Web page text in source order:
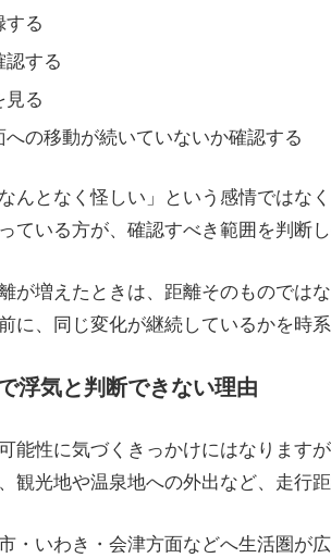
する
認する
見る
への移動が続いていないか確認する
んとなく怪しい」という感情ではな
ている方が、確認すべき範囲を判断し
が増えたときは、距離そのものでは
に、同じ変化が継続しているかを時
浮気と判断できない理由
能性に気づくきっかけにはなります
観光地や温泉地への外出など、走行
・いわき・会津方面などへ生活圏が